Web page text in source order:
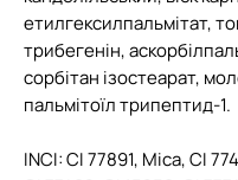
етилгексилпальмітат,
трибегенін,
сорбітан ізостеарат,
пальмітоїл трипептид-1.
INCI: CI 77891, Mica, CI